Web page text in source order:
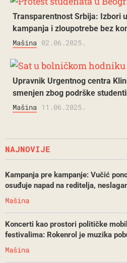
Transparentnost Srbija: Izbori
kampanja i zloupotrebe bez
Mašina 02.06.2025.
Upravnik Urgentnog centra
smenjen zbog podrške
Mašina 11.06.2025.
NAJNOVIJE
Kampanja pre kampanje: Vučić
osuđuje napad na reditelja,
Mašina
Koncerti kao prostori političke
festivalima: Rokenrol je muzika
Mašina